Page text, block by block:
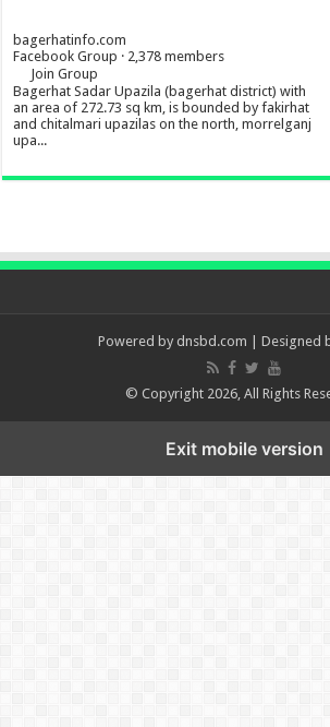
bagerhatinfo.com
Facebook Group · 2,378 members
Join Group
Bagerhat Sadar Upazila (bagerhat district) with
an area of 272.73 sq km, is bounded by fakirhat
and chitalmari upazilas on the north, morrelganj
upa...
Powered by dnsbd.com | Designed
© Copyright 2026, All Rights
Exit mobile version